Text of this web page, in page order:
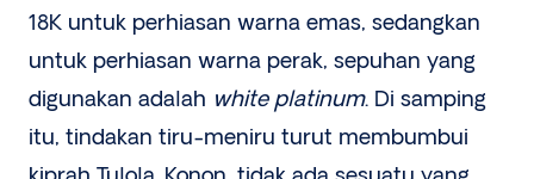
18K untuk perhiasan warna emas, sedangkan
untuk perhiasan warna perak, sepuhan yang
digunakan adalah white platinum. Di samping
itu, tindakan tiru-meniru turut membumbui